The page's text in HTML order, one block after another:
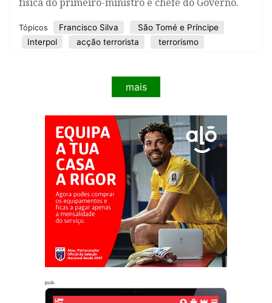
Tópicos Francisco Silva
São Tomé e Príncipe
Interpol
acção terrorista terrorismo
mais
pub.